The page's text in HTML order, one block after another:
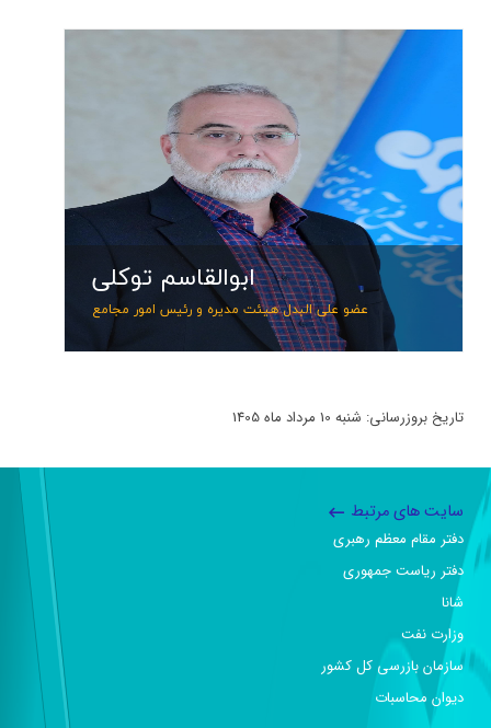
ابوالقاسم توکلی
عضو علی البدل هیئت مدیره و رئیس امور مجامع
تاریخ بروزرسانی: شنبه 10 مرداد ماه 1405
سایت های مرتبط
دفتر مقام معظم رهبری
دفتر ریاست جمهوری
شانا
وزارت نفت
سازمان بازرسی کل کشور
دیوان محاسبات